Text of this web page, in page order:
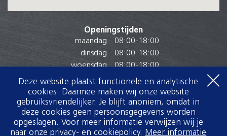
Openingstijden
maandag
08:00-18:00
dinsdag
08:00-18:00
woensdag
08:00-18:00
donderdag
08:00 -
vrijdag
08:00- 18:00
zaterdag
08:00-16:30
zondag
Gesloten
Deze website plaatst functionele en analytische
cookies. Daarmee maken wij onze website
gebruiksvriendelijker. Je blijft anoniem, omdat in
deze cookies geen persoonsgegevens worden
opgeslagen. Voor meer informatie verwijzen wij je
naar onze privacy- en cookiepolicy. Meer informatie